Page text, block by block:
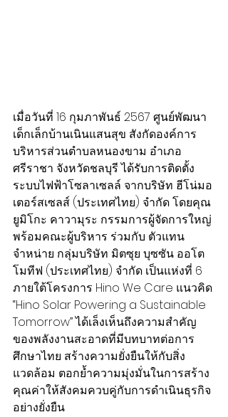
เมื่อวันที่ 16 กุมภาพันธ์ 2567 ศูนย์พัฒนา
เด็กเล็กบ้านเนินแสนสุข สังกัดองค์การ
บริหารส่วนตำบลหนองขาม อำเภอ
ศรีราชา จังหวัดชลบุรี ได้รับการติดตั้ง
ระบบไฟฟ้าโซลาเซลล์ จากบริษัท ฮีโน่มอ
เตอร์สเซลส์ (ประเทศไทย) จำกัด โดยคุณ
ยูมิโกะ คาวามุระ กรรมการผู้จัดการใหญ่
พร้อมคณะผู้บริหาร ร่วมกับ ตัวแทน
จำหน่าย กลุ่มบริษัท มิตซุย บุซซัน ออโต
โมทีฟ (ประเทศไทย) จำกัด เป็นแห่งที่ 6
ภายใต้โครงการ Hino We Care แนวคิด
“Hino Solar Powering a Sustainable
Tomorrow” ได้เล็งเห็นถึงความสำคัญ
ของพลังงานสะอาดที่มีบทบาทต่อการ
ศึกษาไทย สร้างความยั่งยืนให้กับสิ่ง
แวดล้อม ตอกย้ำความมุ่งมั่นในการสร้าง
คุณค่าให้สังคมควบคู่กับการดำเนินธุรกิจ
อย่างยั่งยืน